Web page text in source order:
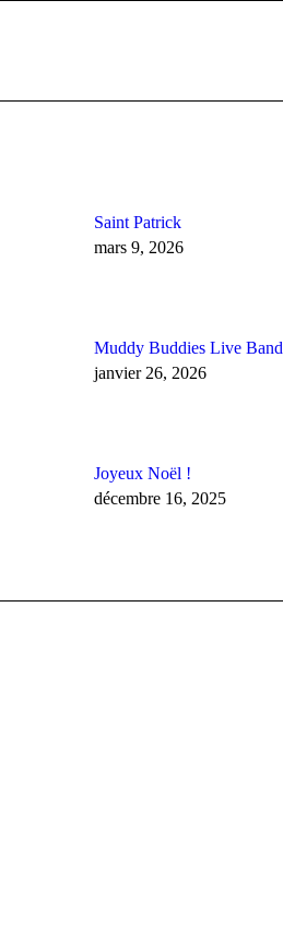
Saint Patrick
mars 9, 2026
Muddy Buddies Live Band
janvier 26, 2026
Joyeux Noël !
décembre 16, 2025